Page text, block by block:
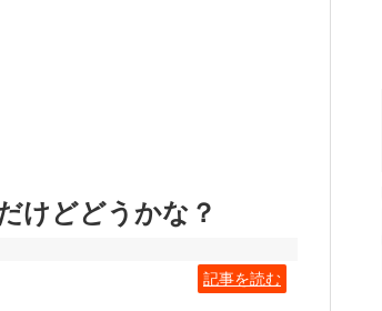
けどどうかな？
記事を読む